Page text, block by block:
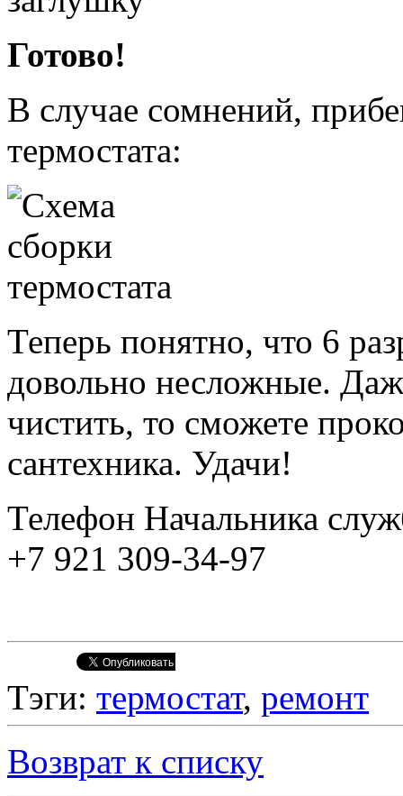
Готово!
В случае сомнений,
термостата:
Теперь понятно, что 6
довольно несложные.
чистить, то сможете
сантехника. Удачи!
Телефон Начальника
+7 921 309-34-97
Тэги: термостат, ремонт
Возврат к списку